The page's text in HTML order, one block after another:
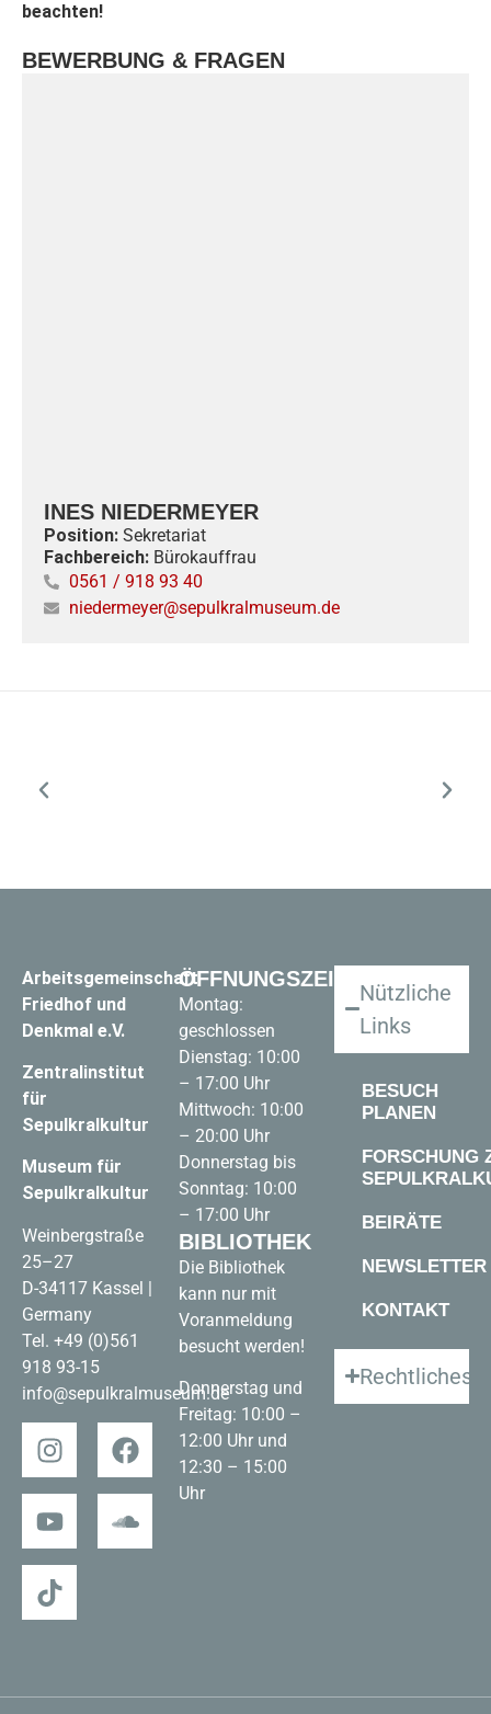
beachten!
BEWERBUNG & FRAGEN
INES NIEDERMEYER
Position: Sekretariat
Fachbereich: Bürokauffrau
0561 / 918 93 40
niedermeyer@sepulkralmuseum.de
Arbeitsgemeinschaft
Friedhof und
Denkmal e.V.
Zentralinstitut
für
Sepulkralkultur
Museum für
Sepulkralkultur
Weinbergstraße
25–27
D-34117 Kassel |
Germany
Tel. +49 (0)561
918 93-15
info@sepulkralmuseum.de
ÖFFNUNGSZEITEN
Montag:
geschlossen
Dienstag: 10:00
– 17:00 Uhr
Mittwoch: 10:00
– 20:00 Uhr
Donnerstag bis
Sonntag: 10:00
– 17:00 Uhr
BIBLIOTHEK
Die Bibliothek
kann nur mit
Voranmeldung
besucht werden!
Donnerstag und
Freitag: 10:00 –
12:00 Uhr und
12:30 – 15:00
Uhr
Nützliche
Links
BESUCH
PLANEN
FORSCHUNG
BEIRÄTE
NEWSLETTER
KONTAKT
Rechtliches